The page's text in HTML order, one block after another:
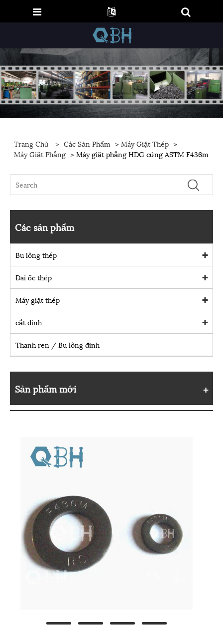
Trang Chủ > Các Sản Phẩm >Máy Giặt Thép >
Máy Giặt Phẳng > Máy giặt phẳng HDG cứng ASTM F436m
Các sản phẩm
Bu lông thép
Đai ốc thép
Máy giặt thép
cắt đinh
Thanh ren / Bu lông đinh
Sản phẩm mới